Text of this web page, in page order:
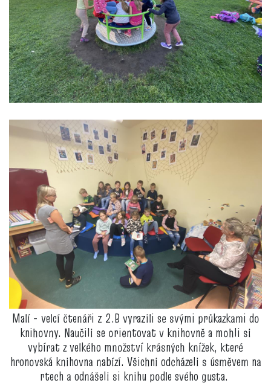
Malí - velcí čtenáři z 2.B vyrazili se svými průkazkami do
knihovny. Naučili se orientovat v knihovně a mohli si
vybírat z velkého množství krásných knížek, které
hronovská knihovna nabízí. Všichni odcházeli s úsměvem na
rtech a odnášeli si knihu podle svého gusta.